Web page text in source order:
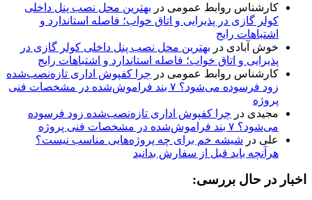
کارشناس روابط عمومی در بهترین محل نصب پنل داخلی
کولر گازی در پذیرایی و اتاق خواب؛ فاصله استاندارد و
اشتباهات رایج
خوش آبادی در بهترین محل نصب پنل داخلی کولر گازی در
پذیرایی و اتاق خواب؛ فاصله استاندارد و اشتباهات رایج
کارشناس روابط عمومی در چرا کفپوش اداری تازه‌نصب‌شده
زود فرسوده می‌شود؟ ۷ بند فراموش‌شده در مشخصات فنی
پروژه
مجیدی در چرا کفپوش اداری تازه‌نصب‌شده زود فرسوده
می‌شود؟ ۷ بند فراموش‌شده در مشخصات فنی پروژه
علی در شیشه خم برای چه پروژه‌هایی مناسب نیست؟
هرآنچه باید قبل از سفارش بدانید
اخبار در حال بررسی: